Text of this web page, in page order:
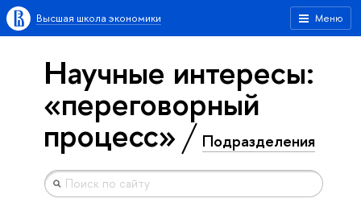
Меню
Высшая школа экономики
Научные интересы:
«переговорный
процесс» Подразделения